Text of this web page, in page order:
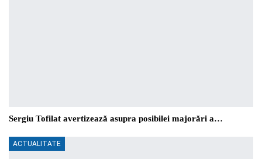
Sergiu Tofilat avertizează asupra posibilei majorări a…
ACTUALITATE